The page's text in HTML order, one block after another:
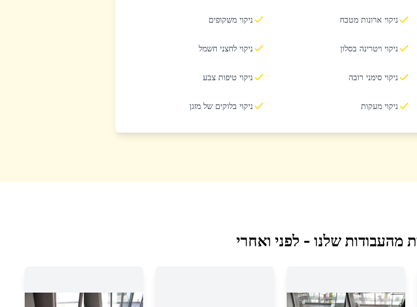
ניקוי ארונות מטבח ניקוי משקופים
ניקוי ויטרינה בסלון ניקוי לחצני חשמל
ניקוי סימני רובה ניקוי טיפות צבע
ניקוי מעקות ניקוי בלוקים של מזגן
מהעבודות שלנו - לפני ואחרי